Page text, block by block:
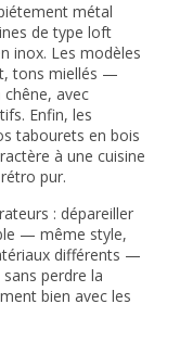
métal
de type loft
inox. Les modèles
tons miellés —
avec
Enfin, les
tabourets en bois
à une cuisine
pur.
: dépareiller
— même style,
différents —
perdre la
bien avec les